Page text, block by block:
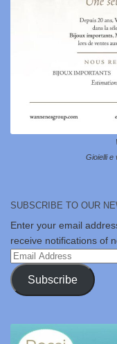
Gioielli e
SUBSCRIBE TO OUR
Enter your email
receive notifications of
Email
Address
Subscribe